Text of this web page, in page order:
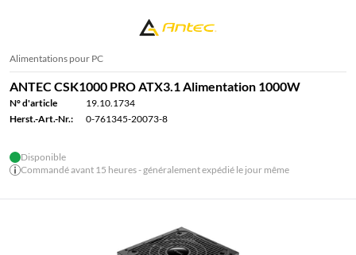
Alimentations pour PC
ANTEC CSK1000 PRO ATX3.1 Alimentation 1000W
N° d'article
19.10.1734
Herst.-Art.-Nr.:
0-761345-20073-8
Disponible
Commandé avant 15 heures - généralement expédié le jour même